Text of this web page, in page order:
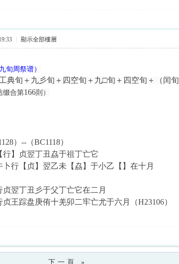
顯示全部樓層
旬周祭谱）
工典旬＋九彡旬＋四空旬＋九□旬＋四空旬＋（闰旬
缀合第166則）
）--（BC1118）
行】贞翌丁丑劦于祖丁亡它
卜行【贞】翌乙未【劦】于小乙【】在十月
贞翌丁丑彡于父丁亡它在二月
贞王踪盘庚侑十羌卯二牢亡尤于六月 （H23106）
下一頁 »